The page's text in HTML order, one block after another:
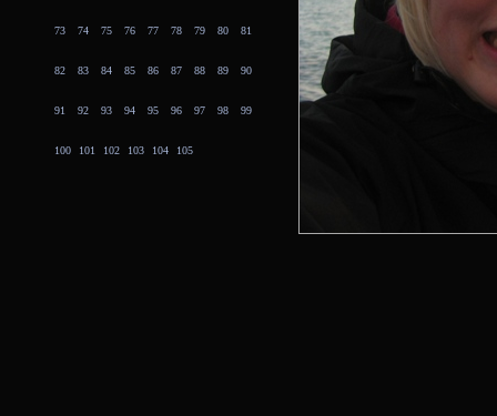
73 74 75 76 77 78 79 80 81
82 83 84 85 86 87 88 89 90
91 92 93 94 95 96 97 98 99
100 101 102 103 104 105